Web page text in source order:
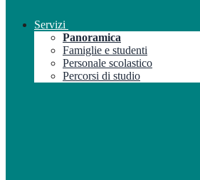
Servizi
Panoramica
Famiglie e studenti
Personale scolastico
Percorsi di studio